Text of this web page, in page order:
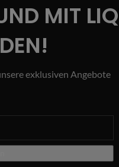
MIT
exklusiven Angebote